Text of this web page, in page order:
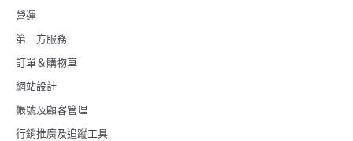
營運
第三方服務
訂單＆購物車
網站設計
帳號及顧客管理
行銷推廣及追蹤工具